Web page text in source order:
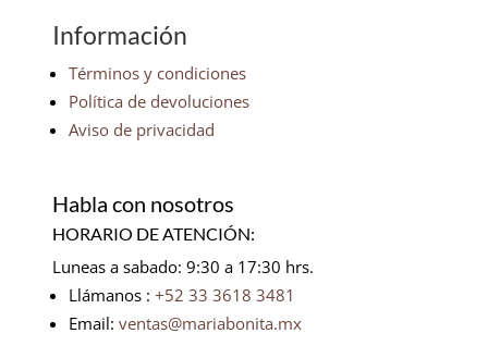
Información
Términos y condiciones
Política de devoluciones
Aviso de privacidad
Habla con nosotros
HORARIO DE ATENCIÓN:
Luneas a sabado: 9:30 a 17:30 hrs.
Llámanos : +52 33 3618 3481
Email: ventas@mariabonita.mx